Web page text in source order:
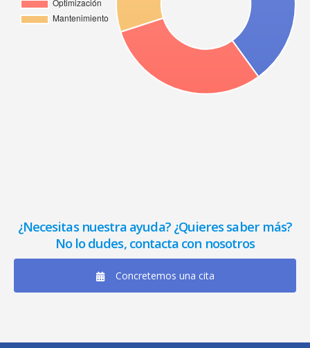
¿Necesitas nuestra ayuda? ¿Quieres saber más?
No lo dudes, contacta con nosotros
Concretemos una cita